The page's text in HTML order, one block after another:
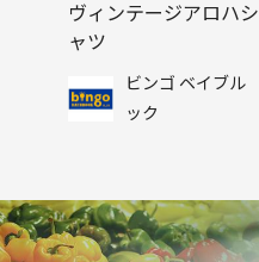
ヴィンテージアロハシ
ャツ
ビンゴ ベイブル
ック